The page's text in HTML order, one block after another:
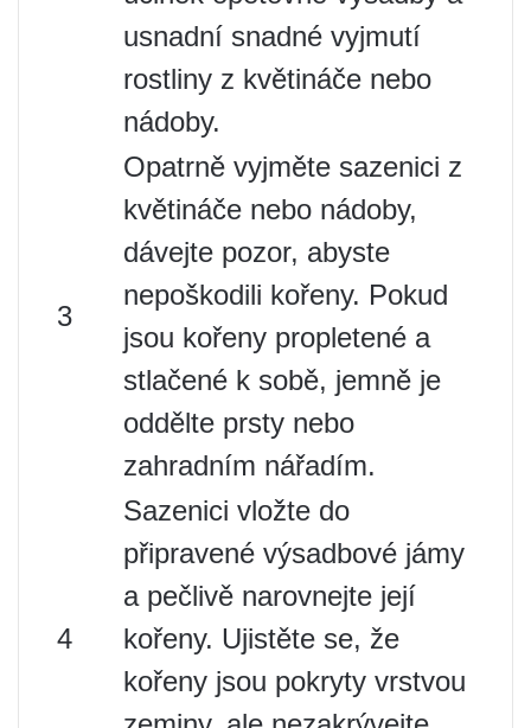
usnadní snadné vyjmutí
rostliny z květináče nebo
nádoby.
3
Opatrně vyjměte sazenici z
květináče nebo nádoby,
dávejte pozor, abyste
nepoškodili kořeny. Pokud
jsou kořeny propletené a
stlačené k sobě, jemně je
oddělte prsty nebo
zahradním nářadím.
4
Sazenici vložte do
připravené výsadbové jámy
a pečlivě narovnejte její
kořeny. Ujistěte se, že
kořeny jsou pokryty vrstvou